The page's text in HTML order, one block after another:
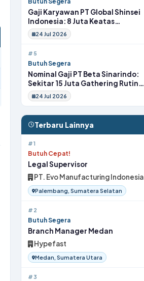
Gaji Karyawan PT Global Shinsei
Indonesia: 8 Juta Keatas
Tunjangan Komplit Uang
Transport
24 Jul 2026
#5
Butuh Segera
Nominal Gaji PT Beta Sinarindo:
Sekitar 15 Juta Gathering Rutin
Insentif Rutin
24 Jul 2026
Terbaru Lainnya
#1
Butuh Cepat!
Legal Supervisor
PT. Evo Manufacturing Indonesia
Palembang, Sumatera Selatan
#2
Butuh Segera
Branch Manager Medan
Hypefast
Medan, Sumatera Utara
#3